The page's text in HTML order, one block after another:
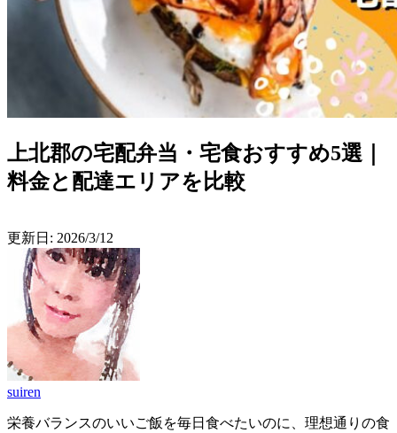
上北郡の宅配弁当・宅食おすすめ5選｜
料金と配達エリアを比較
更新日: 2026/3/12
suiren
栄養バランスのいいご飯を毎日食べたいのに、理想通りの食